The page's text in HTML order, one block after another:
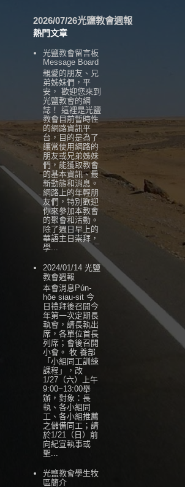
2026/07/26光鹽教會週報
熱門文章
光鹽教會留言板
Message Board
親愛的朋友、兄
弟姊妹們，平
安， 歡迎您來到
光鹽教會的網
誌！ 這裡是光鹽
教會目前暫時性
的網路資訊平
台，目的是為了
讓常使用網路的
朋友或兄弟姊妹
們，能獲取教會
的基本資訊、最
新動態和消息。
網路上的年輕朋
友們，特別歡迎
你來參加本教會
的聚會和活動。
除了週日早上的
華語主日崇拜，
學...
2024/01/14 光鹽
教會週報
本會消息Pún-
hōe siau-sit 今
日禮拜後召開今
年第一次定期長
執會，請長執出
席，各單位首長
列席；會後召開
小會。 牧 養部
「小組同工訓練
課程」，改
1/27（六）上午
9:00~13:00舉
辦，對象：長
執、各小組同
工、各小組推薦
之儲備同工；請
於1/21（日）前
向紀宣執事或
聖...
光鹽教會學生牧
區簡介